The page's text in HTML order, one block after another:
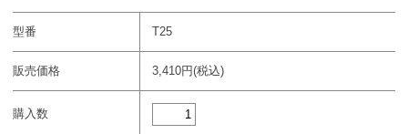
型番 T25
販売価格 3,410円(税込)
購入数